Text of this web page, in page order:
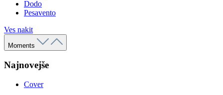
Dodo
Pesavento
Ves nakit
Moments
Najnovejše
Cover